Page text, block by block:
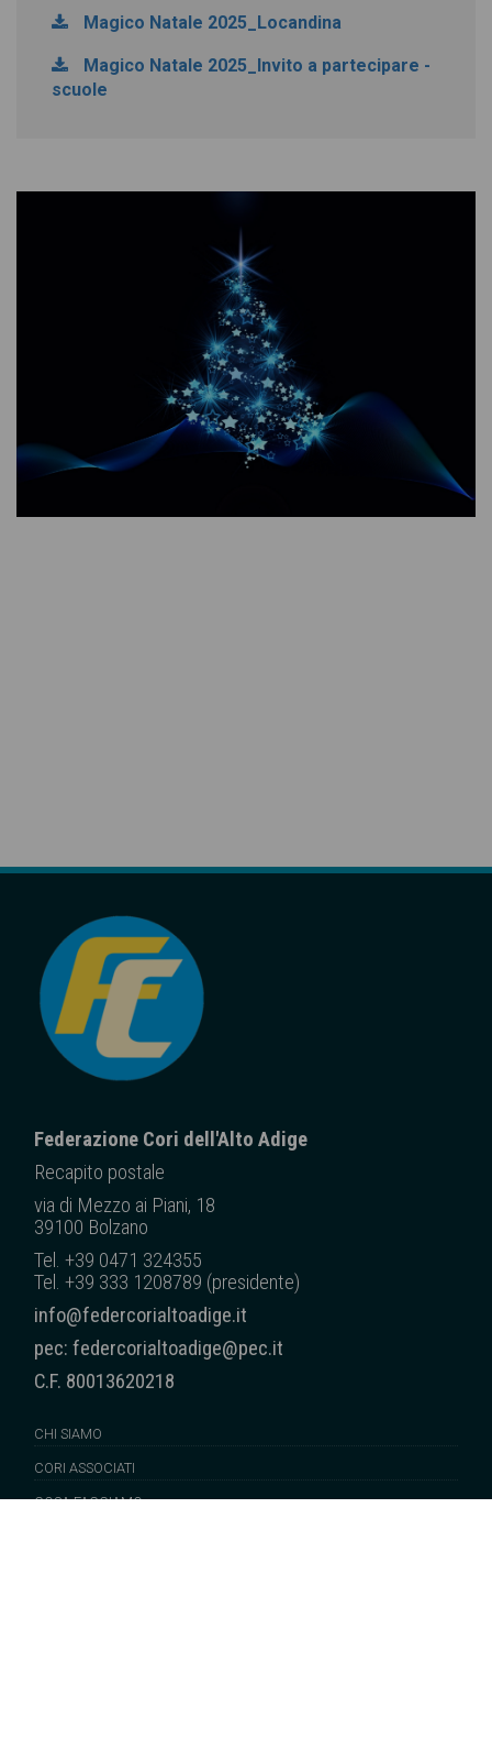
Magico Natale 2025_Locandina
Magico Natale 2025_Invito a partecipare -
scuole
Federazione Cori dell'Alto Adige
Recapito postale
via di Mezzo ai Piani, 18
39100 Bolzano
Tel. +39 0471 324355
Tel. +39 333 1208789 (presidente)
info@federcorialtoadige.it
pec: federcorialtoadige@pec.it
C.F. 80013620218
CHI SIAMO
CORI ASSOCIATI
COSA FACCIAMO